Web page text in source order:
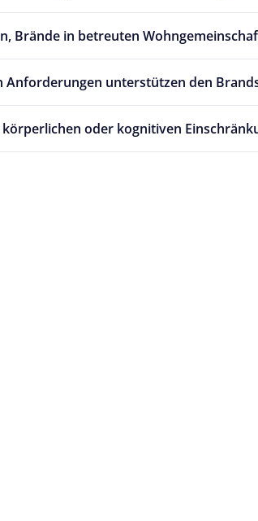
Brände in betreuten
unterstützen den
oder kognitiven